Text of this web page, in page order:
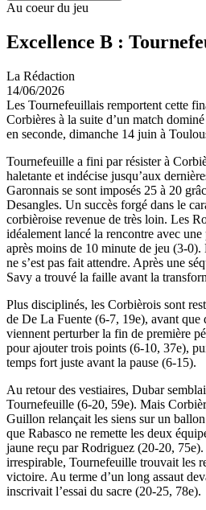
Au coeur du jeu
Excellence B :
La Rédaction
14/06/2026
Les Tournefeuillais remportent cette
Corbières à la suite d’un match
en seconde, dimanche 14 juin à
Tournefeuille a fini par résister à
haletante et indécise jusqu’aux
Garonnais se sont imposés 25 à 20
Desangles. Un succès forgé dans le
corbièroise revenue de très loin. Les
idéalement lancé la rencontre avec
après moins de 10 minute de jeu (3-
ne s’est pas fait attendre. Après une
Savy a trouvé la faille avant la
Plus disciplinés, les Corbièrois sont
de De La Fuente (6-7, 19e), avant que
viennent perturber la fin de première
pour ajouter trois points (6-10, 37e),
temps fort juste avant la pause (6-15).
Au retour des vestiaires, Dubar
Tournefeuille (6-20, 59e). Mais
Guillon relançait les siens sur un
que Rabasco ne remette les deux
jaune reçu par Rodriguez (20-20,
irrespirable, Tournefeuille trouvait les
victoire. Au terme d’un long assaut
inscrivait l’essai du sacre (20-25, 78e).